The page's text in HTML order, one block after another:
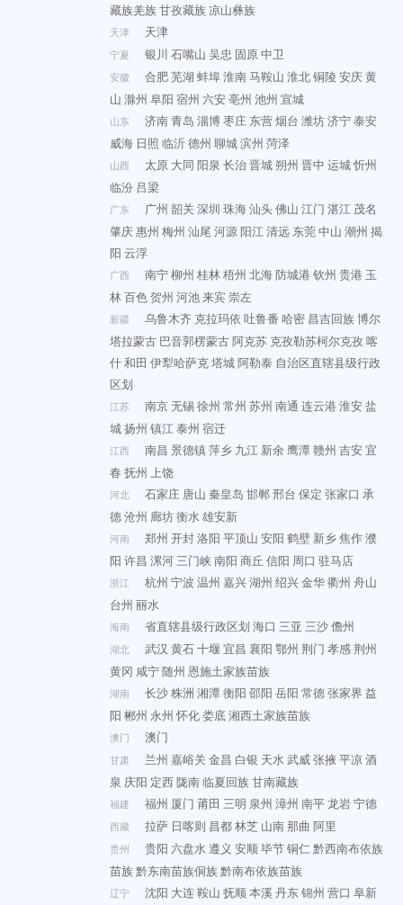
藏族羌族甘孜藏族凉山彝族
天津 天津
宁夏 银川 石嘴山 吴忠 固原中卫
安徽 合肥芜湖 蚌埠淮南马鞍山 淮北铜陵 安庆黄
山 滁州 阜阳 宿州 六安亳州 池州 宣城
山东 济南青岛 淄博枣庄 东营烟台 潍坊济宁泰安
威海 日照 临沂德州 聊城滨州 菏泽
山西 太原 大同 阳泉 长治晋城朔州 晋中 运城忻州
临汾 吕梁
广东 广州 韶关 深圳 珠海汕头佛山 江门 湛江 茂名
肇庆惠州 梅州 汕尾 河源阳江清远 东莞中山 潮州 揭
阳 云浮
广西 南宁柳州 桂林梧州 北海防城港钦州 贵港 玉
林百色贺州 河池来宾崇左
新疆 乌鲁木齐 克拉玛依 吐鲁番 哈密 昌吉回族博尔
塔拉蒙古 巴音郭楞蒙古阿克苏 克孜勒苏柯尔克孜喀
什和田 伊犁哈萨克塔城阿勒泰 自治区直辖县级行政
区划
江苏 南京无锡徐州 常州 苏州 南通 连云港淮安盐
城扬州 镇江泰州 宿迁
江西 南昌 景德镇萍乡 九江 新余鹰潭赣州 吉安宜
春 抚州 上饶
河北 石家庄 唐山 秦皇岛 邯郸邢台 保定 张家口 承
德沧州 廊坊衡水雄安新
河南 郑州 开封洛阳 平顶山 安阳 鹤壁 新乡焦作濮
阳 许昌 漯河三门峡南阳 商丘 信阳 周口 驻马店
浙江 杭州 宁波 温州 嘉兴湖州 绍兴金华衢州 舟山
台州 丽水
海南 省直辖县级行政区划 海口 三亚 三沙儋州
湖北 武汉 黄石十堰 宜昌 襄阳 鄂州 荆门 孝感荆州
黄冈 咸宁随州 恩施土家族苗族
湖南 长沙株洲 湘潭衡阳 邵阳 岳阳 常德张家界 益
阳 郴州 永州 怀化娄底湘西土家族苗族
澳门 澳门
甘肃 兰州 嘉峪关 金昌 白银 天水武威张掖平凉酒
泉 庆阳 定西陇南临夏回族甘南藏族
福建 福州 厦门 莆田 三明 泉州 漳州 南平龙岩宁德
西藏 拉萨 日喀则 昌都林芝 山南那曲 阿里
贵州 贵阳 六盘水遵义 安顺毕节铜仁黔西南布依族
苗族黔东南苗族侗族黔南布依族苗族
辽宁 沈阳 大连鞍山 抚顺本溪丹东锦州 营口 阜新